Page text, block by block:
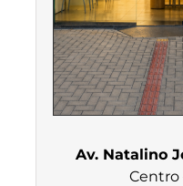
Av. Natalino
Centro